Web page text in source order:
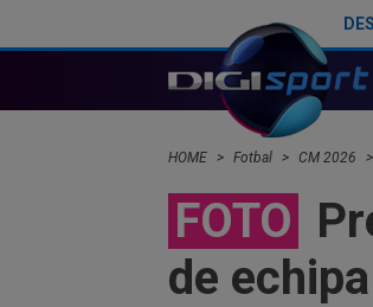
HOME Fotbal CM 2026
FOTO
de